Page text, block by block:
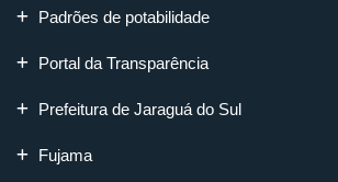
Padrões de potabilidade
Portal da Transparência
Prefeitura de Jaraguá do Sul
Fujama